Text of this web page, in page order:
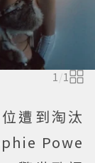
1 /1
遭到淘汰
Powe